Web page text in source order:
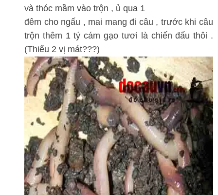
và thóc mầm vào trộn , ủ qua 1
đêm cho ngấu , mai mang đi câu , trước khi câu
trộn thêm 1 tý cám gạo tươi là chiến đấu thôi .
(Thiếu 2 vị mát???)